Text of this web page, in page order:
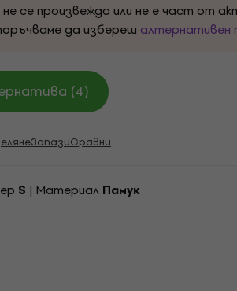
се произвежда или не е част от
да избереш алтернативен
(4)
ЗапазиСравни
S | Материал Памук